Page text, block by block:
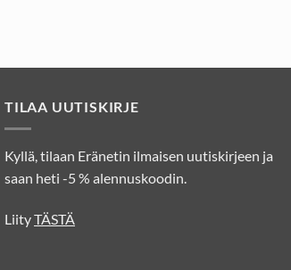
TILAA UUTISKIRJE
Kyllä, tilaan Eränetin ilmaisen uutiskirjeen ja
saan heti -5 % alennuskoodin.
LiityTÄSTÄ